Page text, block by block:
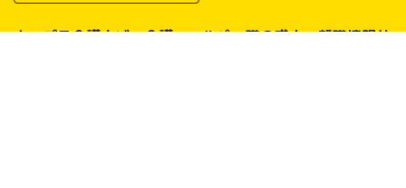
キャプラ介護ナビ－介護・ヘルパー職の求人・転職情報サ